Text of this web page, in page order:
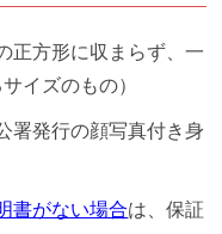
正方形に収まらず、一
イズのもの）
署発行の顔写真付き身
書がない場合は、保証